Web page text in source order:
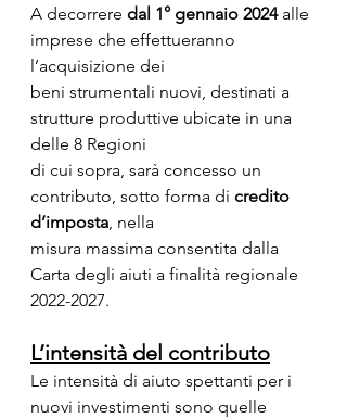
A decorrere dal 1° gennaio 2024 alle
imprese che effettueranno
l’acquisizione dei
beni strumentali nuovi, destinati a
strutture produttive ubicate in una
delle 8 Regioni
di cui sopra, sarà concesso un
contributo, sotto forma di credito
d’imposta, nella
misura massima consentita dalla
Carta degli aiuti a finalità regionale
2022-2027.
L’intensità del contributo
Le intensità di aiuto spettanti per i
nuovi investimenti sono quelle